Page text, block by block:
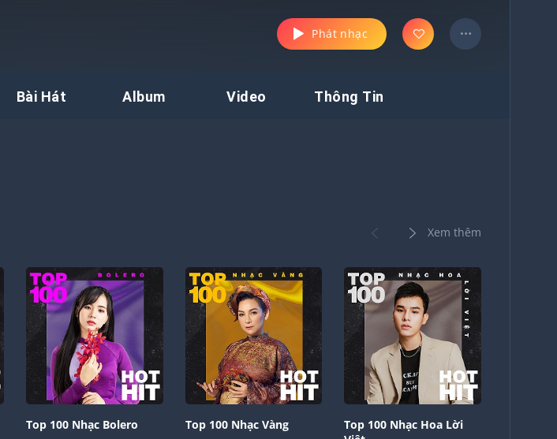
Phát nhạc
Bài Hát Album Video Thông Tin
Xem thêm
Top 100 Nhạc Bolero Top 100 Nhạc Vàng
Top 100 Nhạc Hoa Lời